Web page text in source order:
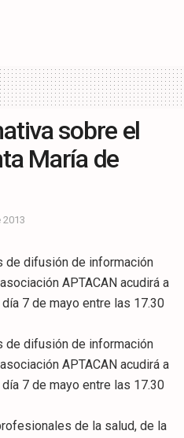
sobre el
María de
2013
de difusión de información
APTACAN acudirá a
7 de mayo entre las 17.30
de difusión de información
APTACAN acudirá a
7 de mayo entre las 17.30
de la salud, de la